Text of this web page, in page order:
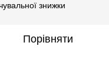
знижки
Порівняти